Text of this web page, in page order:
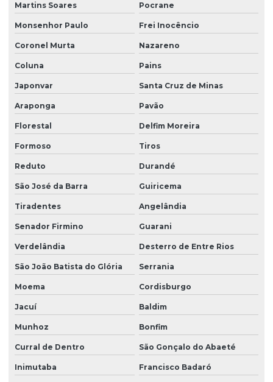
Martins Soares Pocrane
Monsenhor Paulo Frei Inocêncio
Coronel Murta Nazareno
Coluna Pains
Japonvar Santa Cruz de Minas
Araponga Pavão
Florestal Delfim Moreira
Formoso Tiros
Reduto Durandé
São José da Barra Guiricema
Tiradentes Angelândia
Senador Firmino Guarani
Verdelândia Desterro de Entre Rios
São João Batista do Glória Serrania
Moema Cordisburgo
Jacuí Baldim
Munhoz Bonfim
Curral de Dentro São Gonçalo do Abaeté
Inimutaba Francisco Badaró